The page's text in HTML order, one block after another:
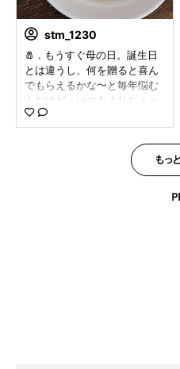
なのにちょっと豪華で美味し
い一品になりました♪
…………………………………………
… （ふつうの）ショップ fut
sunoshop 明日4/28（月）ま
で、GINZA SIXにてポップア
ップ開催中です！ 美味しそう
な、おつまみ系サラダを提案
している、 kanosala_ さんと
のコラボメニューの試食がで
…………………………………………
stm_1230
🧂 . もうすぐ母の日。誕生日
とは違うし、何を贈ると喜ん
でもらえるかな〜と毎年悩む
んだけど、いつもよりちょっ
と特別な調味料を贈るのもい
いかも。使ってもらうのはも
ちろん、それを使って一緒に
料理をしたり、料理を振る舞
ったり。 (ふつうの)ショップ
もっ